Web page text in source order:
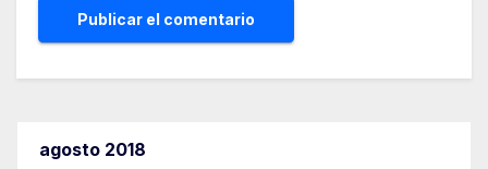
agosto 2018